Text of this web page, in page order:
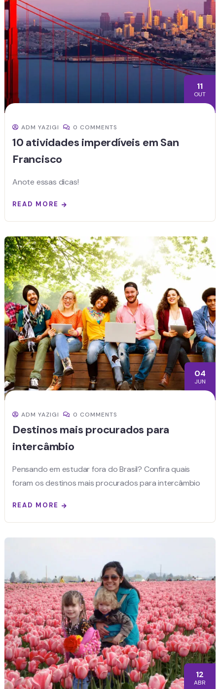
11
OUT
ADM YAZIGI 0 COMMENTS
10 atividades imperdíveis em San
Francisco
Anote essas dicas!
READ MORE
04
JUN
ADM YAZIGI 0 COMMENTS
Destinos mais procurados para
intercâmbio
Pensando em estudar fora do Brasil? Confira quais
foram os destinos mais procurados para intercâmbio
READ MORE
12
ABR